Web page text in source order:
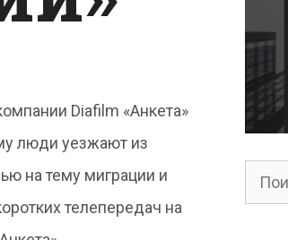
Diafilm «Анкета»
люди уезжают из
на тему миграции и
телепередач на
для: